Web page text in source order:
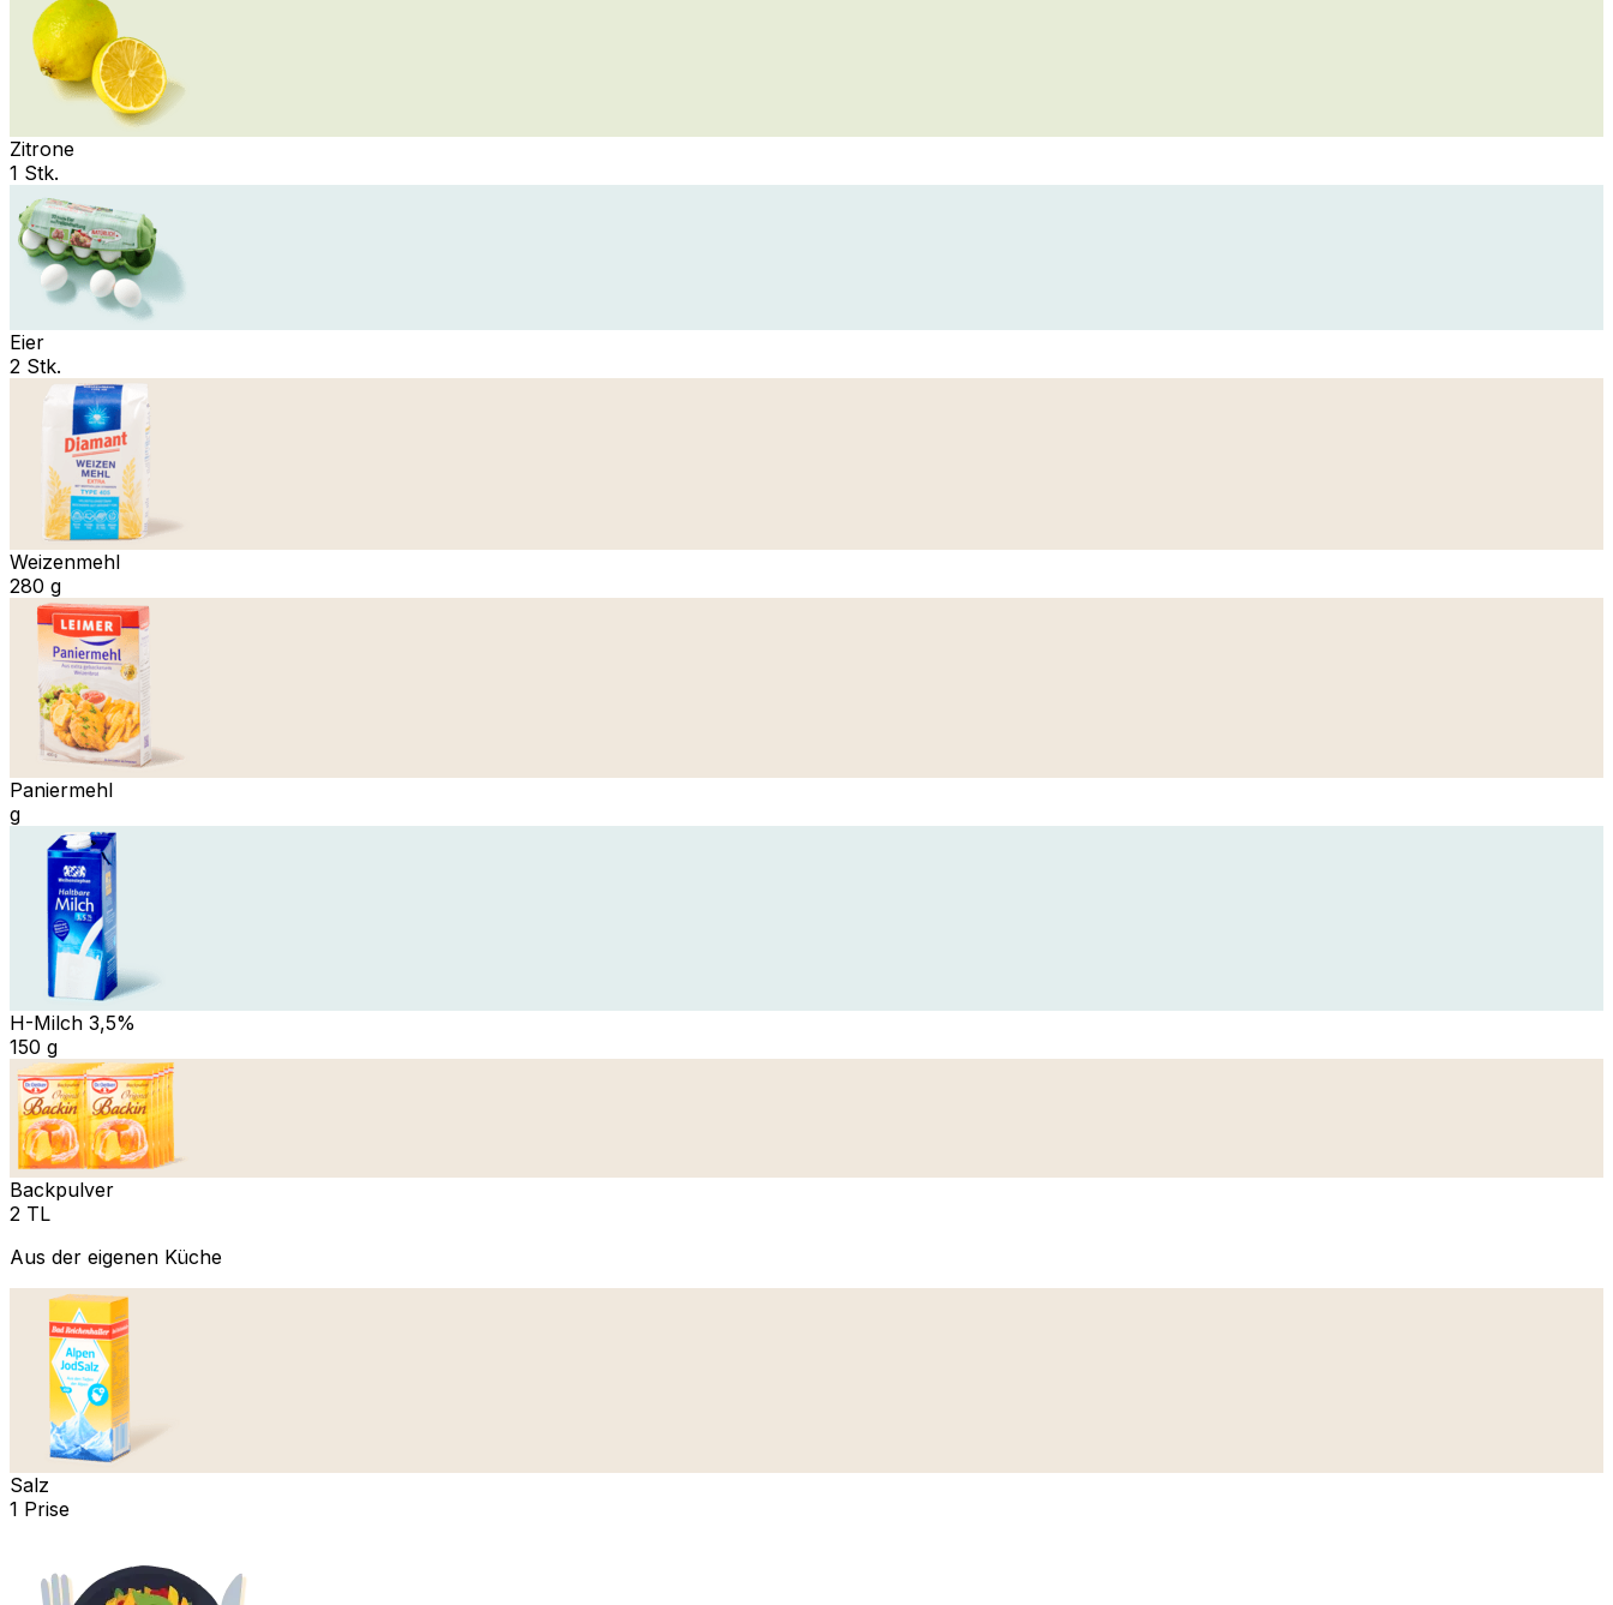
Zitrone
1 Stk.
Eier
2 Stk.
Weizenmehl
280 g
Paniermehl
g
H-Milch 3,5%
150 g
Backpulver
2 TL
Aus der eigenen Küche
Salz
1 Prise